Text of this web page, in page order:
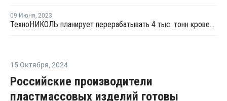
09 Июня, 2023
ТехноНИКОЛЬ планирует перерабатывать 4 тыс. тонн кровельных ПВХ-мембран в год
15 Октября, 2024
Российские производители
пластмассовых изделий готовы